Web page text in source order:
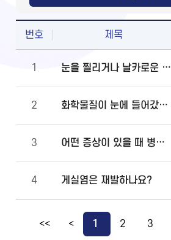
번호 제목
1 눈을 찔리거나 날카로운 물체에 다쳤을 때 물로 씻어도 되나요?
2 화학물질이 눈에 들어갔을 때 안과에 먼저 가야 하나요, 물로 먼저 씻어야 하나요?
3 어떤 증상이 있을 때 병원에 바로 가야 하나요?
4 게실염은 재발하나요?
<< < 1 2 3